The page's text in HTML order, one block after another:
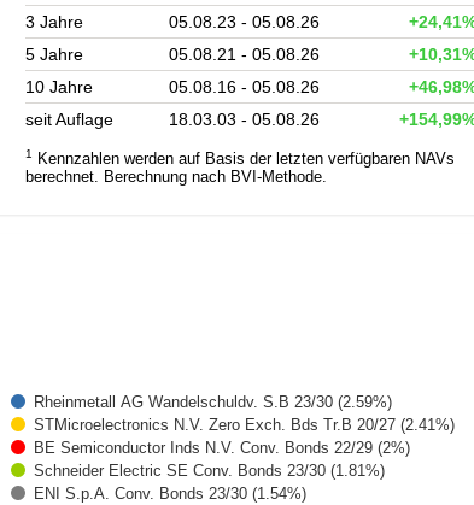
3 Jahre
05.08.23 - 05.08.26
5 Jahre
05.08.21 - 05.08.26
10 Jahre
05.08.16 - 05.08.26
seit Auflage
18.03.03 - 05.08.26
1
Kennzahlen werden auf Basis der letzten verfügbaren NAVs
berechnet. Berechnung nach BVI-Methode.
Rheinmetall AG Wandelschuldv. S.B 23/30 (2.59%)
STMicroelectronics N.V. Zero Exch. Bds Tr.B 20/27 (2.41%)
BE Semiconductor Inds N.V. Conv. Bonds 22/29 (2%)
Schneider Electric SE Conv. Bonds 23/30 (1.81%)
ENI S.p.A. Conv. Bonds 23/30 (1.54%)